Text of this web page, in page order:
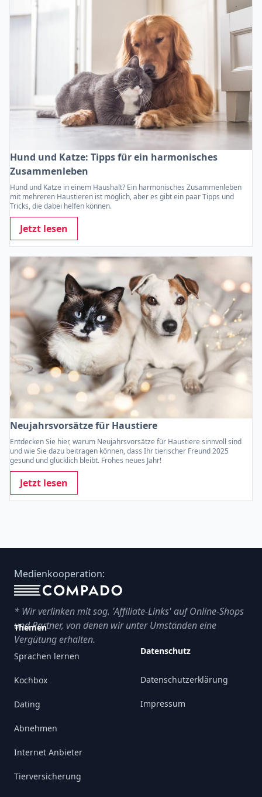
Hund und Katze: Tipps für ein harmonisches
Zusammenleben
Hund und Katze in einem Haushalt? Ein harmonisches Zusammenleben
mit mehreren Haustieren ist möglich, aber es gibt ein paar Tipps und
Tricks, die dabei helfen können.
Jetzt lesen
Neujahrsvorsätze für Haustiere
Entdecken Sie hier, warum Neujahrsvorsätze für Haustiere sinnvoll sind
und wie Sie dazu beitragen können, dass Ihr tierischer Freund 2025
gesund und glücklich bleibt. Frohes neues Jahr!
Jetzt lesen
Medienkooperation:
* Wir verlinken mit sog. 'Affiliate-Links' auf Online-Shops
und Partner, von denen wir unter Umständen eine
Vergütung erhalten.
Themen
Sprachen lernen
Kochbox
Dating
Abnehmen
Internet Anbieter
Tierversicherung
Datenschutz
Datenschutzerklärung
Impressum